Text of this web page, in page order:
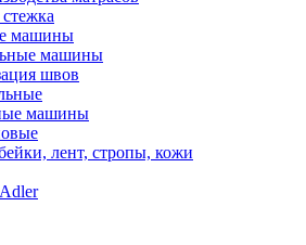
машины
машины
швов
машины
лент, стропы, кожи